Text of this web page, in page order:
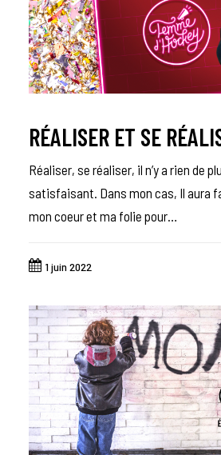
RÉALISER ET SE
Réaliser, se réaliser, il n’y a rien de
satisfaisant. Dans mon cas, Il aura
mon coeur et ma folie pour…
1 juin 2022